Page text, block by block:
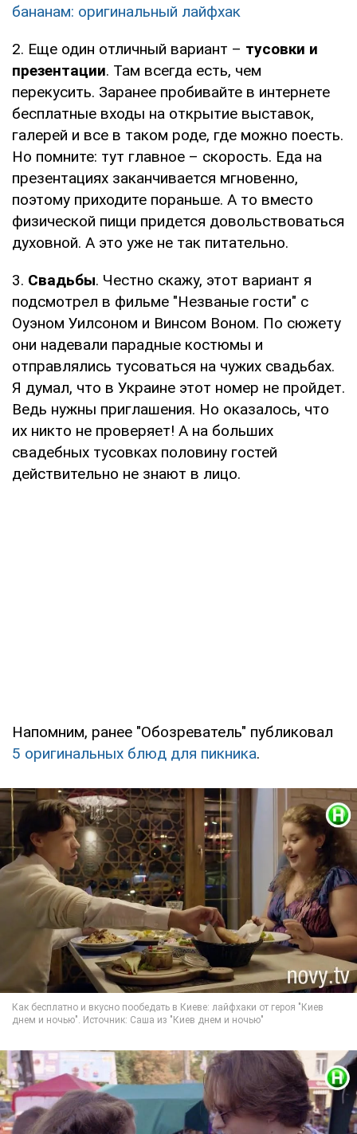
бананам: оригинальный лайфхак
2. Еще один отличный вариант – тусовки и
презентации. Там всегда есть, чем
перекусить. Заранее пробивайте в интернете
бесплатные входы на открытие выставок,
галерей и все в таком роде, где можно поесть.
Но помните: тут главное – скорость. Еда на
презентациях заканчивается мгновенно,
поэтому приходите пораньше. А то вместо
физической пищи придется довольствоваться
духовной. А это уже не так питательно.
3. Свадьбы. Честно скажу, этот вариант я
подсмотрел в фильме "Незваные гости" с
Оуэном Уилсоном и Винсом Воном. По сюжету
они надевали парадные костюмы и
отправлялись тусоваться на чужих свадьбах.
Я думал, что в Украине этот номер не пройдет.
Ведь нужны приглашения. Но оказалось, что
их никто не проверяет! А на больших
свадебных тусовках половину гостей
действительно не знают в лицо.
Напомним, ранее "Обозреватель" публиковал
5 оригинальных блюд для пикника.